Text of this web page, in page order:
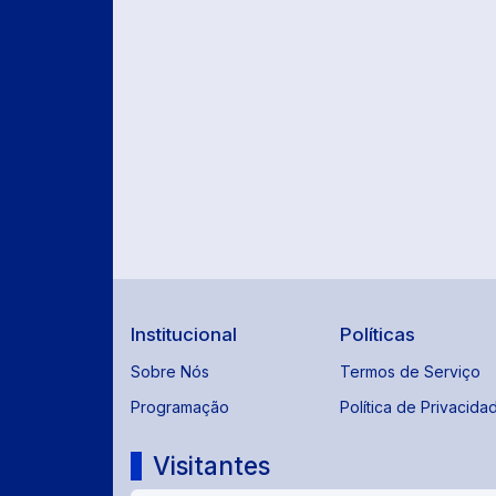
Institucional
Sobre Nós
Programação
Políticas
Termos de Serviço
Política de
Visitantes